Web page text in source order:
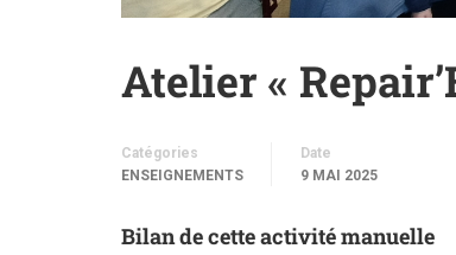
Atelier «
Catégories
ENSEIGNEMENTS
Date
9 MAI 2025
Bilan de cette activité manuelle